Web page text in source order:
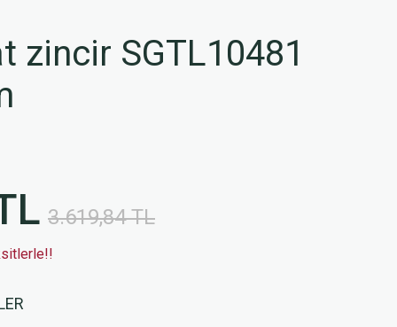
zincir SGTL10481
3.619,84 TL